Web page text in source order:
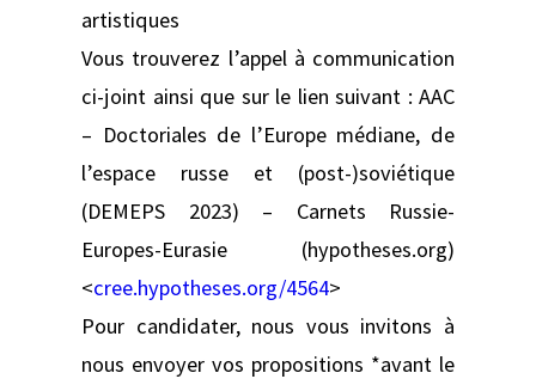
artistiques
Vous trouverez l’appel à communication
ci-joint ainsi que sur le lien suivant : AAC
– Doctoriales de l’Europe médiane, de
l’espace russe et (post-)soviétique
(DEMEPS 2023) – Carnets Russie-
Europes-Eurasie (hypotheses.org)
<cree.hypotheses.org/4564>
Pour candidater, nous vous invitons à
nous envoyer vos propositions *avant le